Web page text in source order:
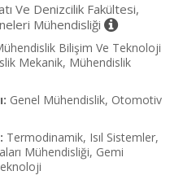
Ve Denizcilik Fakültesi,
Mühendisliği
Bilişim Ve Teknoloji
Mekanik, Mühendislik
Genel Mühendislik, Otomotiv
Termodinamik, Isıl Sistemler,
Mühendisliği, Gemi